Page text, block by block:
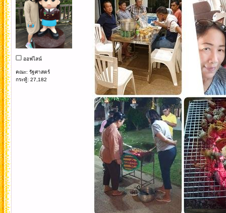
ออฟไลน์
คณะ: รัฐศาสตร์
กระทู้: 27,182